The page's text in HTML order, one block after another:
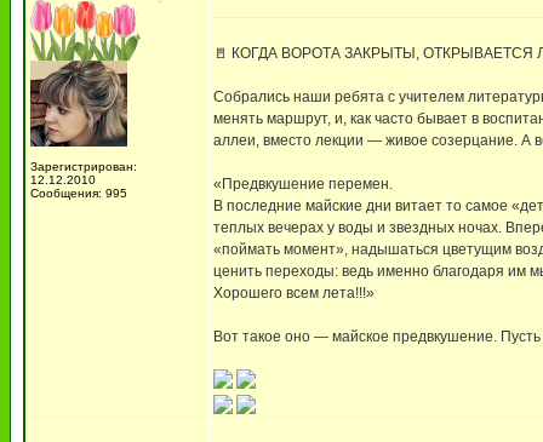
Зарегистрирован:
12.12.2010
Сообщения: 995
🚪 КОГДА ВОРОТА ЗАКРЫТЫ, ОТКРЫВАЕТСЯ
Собрались наши ребята с учителем
менять маршрут, и, как часто бывает в
аллеи, вместо лекции — живое созерцание. А
«Предвкушение перемен.
В последние майские дни витает то самое
теплых вечерах у воды и звездных ночах.
«поймать момент», надышаться цветущим
ценить переходы: ведь именно благодаря им
Хорошего всем лета!!!»
Вот такое оно — майское предвкушение.